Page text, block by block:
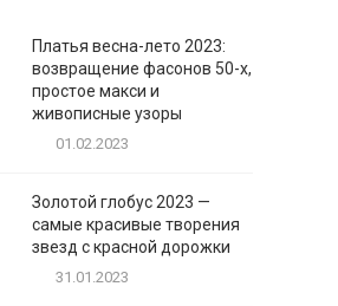
Платья весна-лето 2023:
возвращение фасонов 50-х,
простое макси и
живописные узоры
01.02.2023
Золотой глобус 2023 —
самые красивые творения
звезд с красной дорожки
31.01.2023